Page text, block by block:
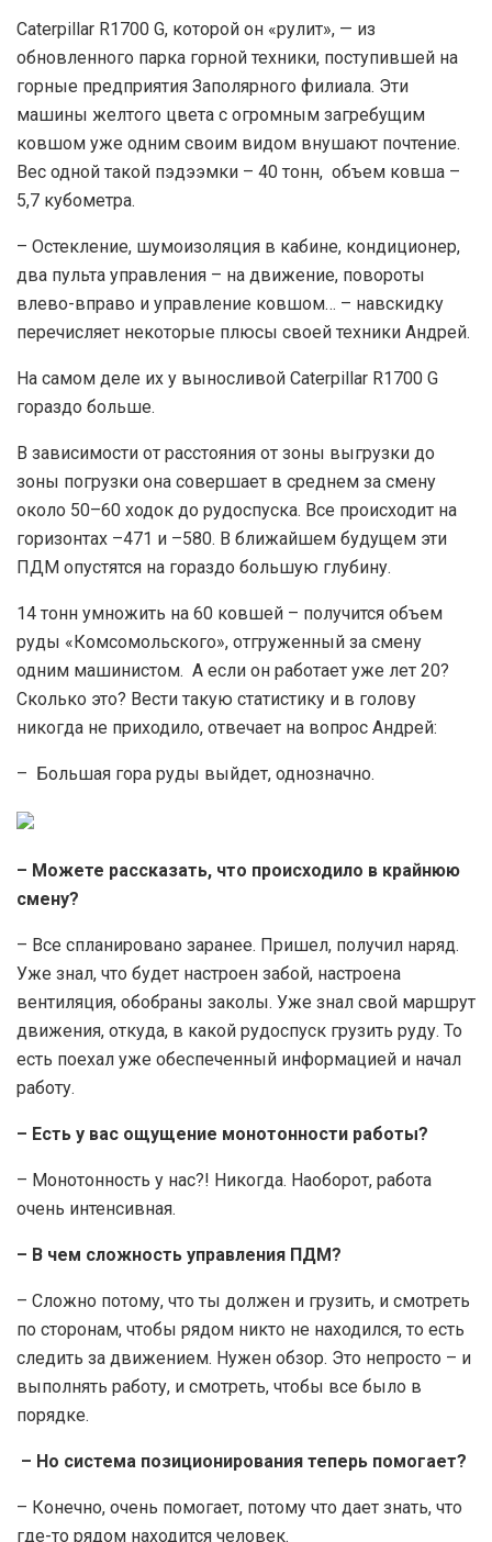
Caterpillar R1700 G, которой он «рулит», — из
обновленного парка горной техники, поступившей на
горные предприятия Заполярного филиала. Эти
машины желтого цвета с огромным загребущим
ковшом уже одним своим видом внушают почтение.
Вес одной такой пэдээмки – 40 тонн, объем ковша –
5,7 кубометра.
– Остекление, шумоизоляция в кабине, кондиционер,
два пульта управления – на движение, повороты
влево-вправо и управление ковшом… – навскидку
перечисляет некоторые плюсы своей техники Андрей.
На самом деле их у выносливой Caterpillar R1700 G
гораздо больше.
В зависимости от расстояния от зоны выгрузки до
зоны погрузки она совершает в среднем за смену
около 50–60 ходок до рудоспуска. Все происходит на
горизонтах –471 и –580. В ближайшем будущем эти
ПДМ опустятся на гораздо большую глубину.
14 тонн умножить на 60 ковшей – получится объем
руды «Комсомольского», отгруженный за смену
одним машинистом. А если он работает уже лет 20?
Сколько это? Вести такую статистику и в голову
никогда не приходило, отвечает на вопрос Андрей:
– Большая гора руды выйдет, однозначно.
– Можете рассказать, что происходило в крайнюю
смену?
– Все спланировано заранее. Пришел, получил наряд.
Уже знал, что будет настроен забой, настроена
вентиляция, обобраны заколы. Уже знал свой маршрут
движения, откуда, в какой рудоспуск грузить руду. То
есть поехал уже обеспеченный информацией и начал
работу.
– Есть у вас ощущение монотонности работы?
– Монотонность у нас?! Никогда. Наоборот, работа
очень интенсивная.
– В чем сложность управления ПДМ?
– Сложно потому, что ты должен и грузить, и смотреть
по сторонам, чтобы рядом никто не находился, то есть
следить за движением. Нужен обзор. Это непросто – и
выполнять работу, и смотреть, чтобы все было в
порядке.
– Но система позиционирования теперь помогает?
– Конечно, очень помогает, потому что дает знать, что
где-то рядом находится человек.